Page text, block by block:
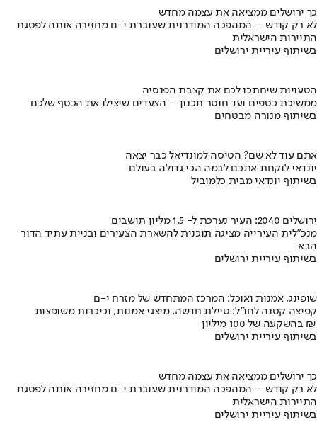
כך ירושלים ממציאה את עצמה מחדש
לא רק קודש – המהפכה המודרנית שעוברת י-ם מחזירה אותה לפסגת
התיירות הישראלית
בשיתוף עיריית ירושלים
הטעויות שיחתכו לכם את קצבת הפנסיה
ממשיכת כספים ועד חוסר תכנון – הצעדים שיצילו את הכסף שלכם
בשיתוף מנורה מבטחים
אתם עוד לא שם? הטיסה למונדיאל כבר יצאה
יונדאי לוקחת אתכם לבמה הכי גדולה בעולם
בשיתוף יונדאי מבית כלמוביל
ירושלים 2040: העיר נערכת ל- 1.5 מליון תושבים
מנכ"לית העירייה מציגה תוכנית להשארת הצעירים ובניית עתיד הדור
הבא
בשיתוף עיריית ירושלים
שופינג, אמנות ואוכל: המרכז המתחדש של מזרח י-ם
קפיצה קטנה לחו"ל: טיילת חדשה, מיצגי אמנות, וכיכרות משופצות
בהשקעה של 100 מיליון ₪
בשיתוף עיריית ירושלים
כך ירושלים ממציאה את עצמה מחדש
לא רק קודש – המהפכה המודרנית שעוברת י-ם מחזירה אותה לפסגת
התיירות הישראלית
בשיתוף עיריית ירושלים